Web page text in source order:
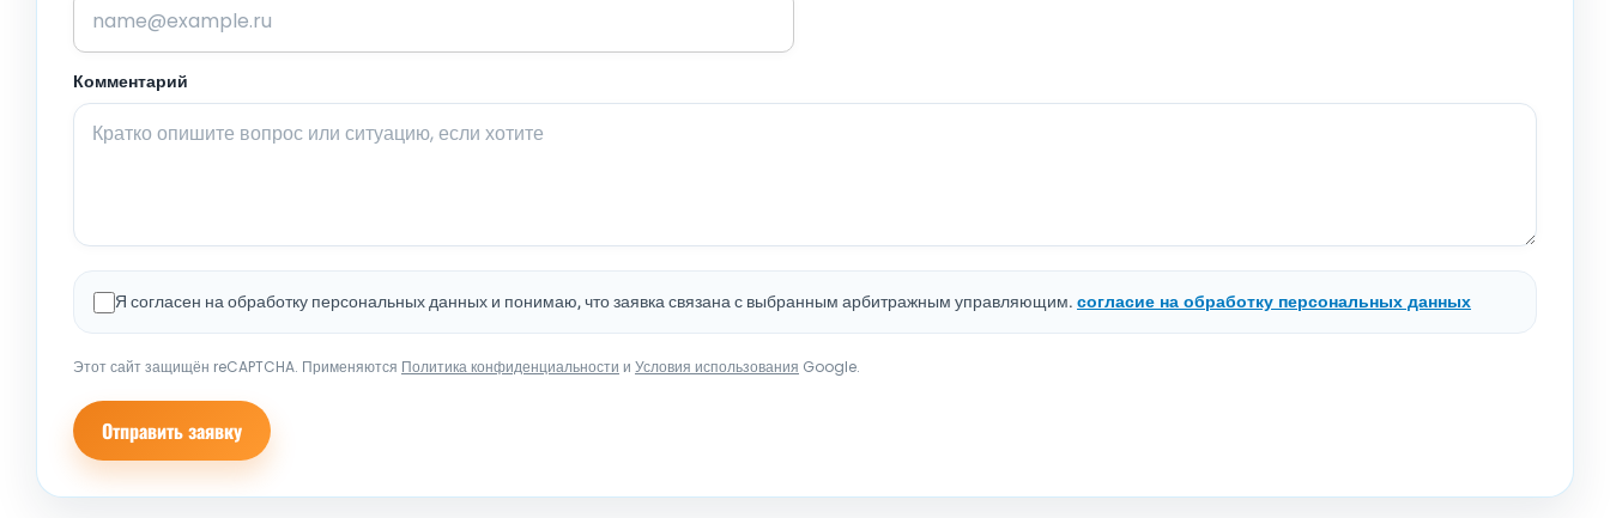
Комментарий
Я согласен на обработку персональных данных и понимаю, что заявка связана с выбранным арбитражным управляющим.согласие на обработку персональных данных
Этот сайт защищён reCAPTCHA. Применяются Политика конфиденциальности и Условия использования Google.
Отправить заявку